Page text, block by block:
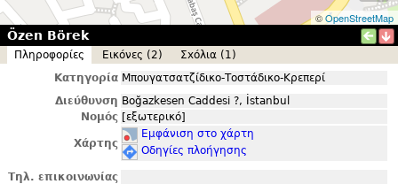
©OpenStreetMap
Özen Börek
Πληροφορίες Εικόνες (2)
Σxόλια (1)
Κατηγορία Μπουγατσατζίδικο-Τοστάδικο-Κρεπερί
Διεύθυνση Boğazkesen Caddesi ?, İstanbul
Νομός [εξωτερικό]
Χάρτης
Εμφάνιση στο χάρτη
Οδηγίες πλοήγησης
Τηλ. επικοινωνίας